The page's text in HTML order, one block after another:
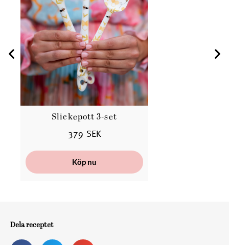
Slickepott 3-set
379 SEK
Köp nu
Dela receptet